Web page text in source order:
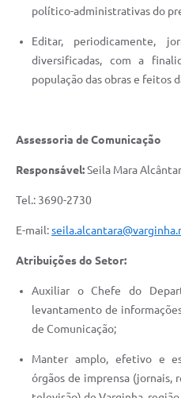
político-administrativas do
Editar, periodicamente,
diversificadas, com a
população das obras e feitos
Assessoria de Comunicação
Responsável:Seila Mara
Tel.: 3690-2730
E-mail:
Atribuições do Setor:
Auxiliar o Chefe do
levantamento de
de Comunicação;
Manter amplo, efetivo e
órgãos de imprensa (jornais,